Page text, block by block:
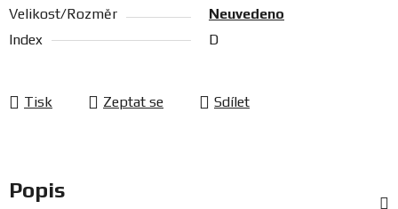
Velikost/Rozměr
Neuvedeno
Index
D
Tisk Zeptat se Sdílet
Popis